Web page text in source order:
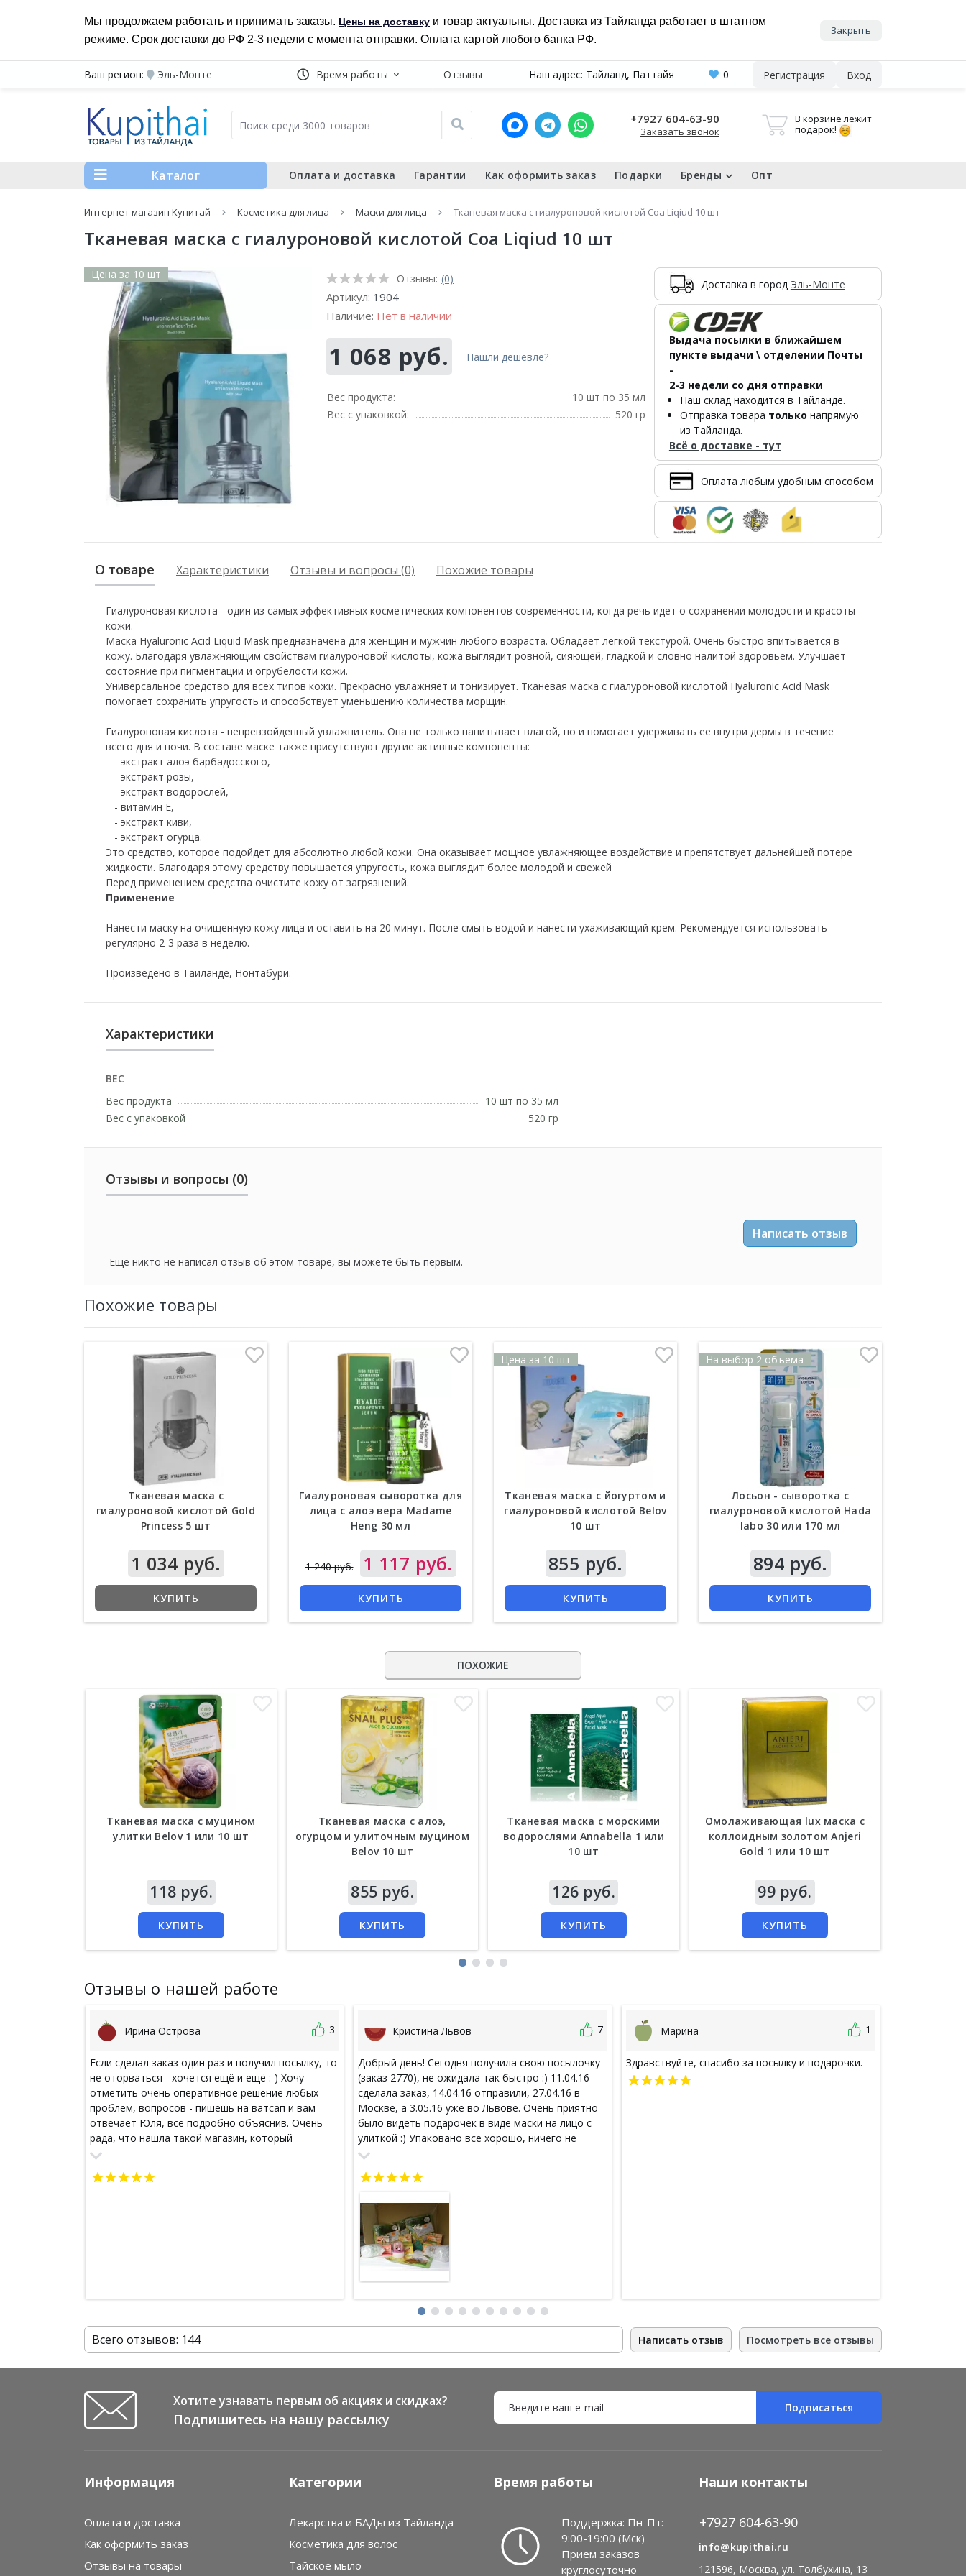
Мы продолжаем работать и принимать заказы. Цены на доставку и товар актуальны. Доставка из Тайланда работает в штатном
режиме. Срок доставки до РФ 2-3 недели с момента отправки. Оплата картой любого банка РФ.
Закрыть
Ваш регион: Эль-Монте Время работы Отзывы Наш адрес: Тайланд, Паттайя 0 Регистрация Вход
+7927 604-63-90
Заказать звонок
В корзине лежит
подарок!
Каталог Оплата и доставка Гарантии Как оформить заказ Подарки Бренды Опт
Интернет магазин Купитай Косметика для лица Маски для лица Тканевая маска с гиалуроновой кислотой Coa Liqiud 10 шт
Тканевая маска с гиалуроновой кислотой Coa Liqiud 10 шт
Цена за 10 шт Отзывы: (0)
Артикул: 1904
Наличие: Нет в наличии
1 068 руб. Нашли дешевле?
Вес продукта:
10 шт по 35 мл
Вес с упаковкой:
520 гр
Доставка в город Эль-Монте
Выдача посылки в ближайшем
пункте выдачи \ отделении Почты
-
2-3 недели со дня отправки
Наш склад находится в Тайланде.
Отправка товара только напрямую
из Тайланда.
Всё о доставке - тут
Оплата любым удобным способом
О товаре Характеристики Отзывы и вопросы (0) Похожие товары
Гиалуроновая кислота - один из самых эффективных косметических компонентов современности, когда речь идет о сохранении молодости и красоты
кожи.
Маска Hyaluronic Acid Liquid Mask предназначена для женщин и мужчин любого возраста. Обладает легкой текстурой. Очень быстро впитывается в
кожу. Благодаря увлажняющим свойствам гиалуроновой кислоты, кожа выглядит ровной, сияющей, гладкой и словно налитой здоровьем. Улучшает
состояние при пигментации и огрубелости кожи.
Универсальное средство для всех типов кожи. Прекрасно увлажняет и тонизирует. Тканевая маска с гиалуроновой кислотой Hyaluronic Acid Mask
помогает сохранить упругость и способствует уменьшению количества морщин.
Гиалуроновая кислота - непревзойденный увлажнитель. Она не только напитывает влагой, но и помогает удерживать ее внутри дермы в течение
всего дня и ночи. В составе маске также присутствуют другие активные компоненты:
- экстракт алоэ барбадосского,
- экстракт розы,
- экстракт водорослей,
- витамин Е,
- экстракт киви,
- экстракт огурца.
Это средство, которое подойдет для абсолютно любой кожи. Она оказывает мощное увлажняющее воздействие и препятствует дальнейшей потере
жидкости. Благодаря этому средству повышается упругость, кожа выглядит более молодой и свежей
Перед применением средства очистите кожу от загрязнений.
Применение
Нанести маску на очищенную кожу лица и оставить на 20 минут. После смыть водой и нанести ухаживающий крем. Рекомендуется использовать
регулярно 2-3 раза в неделю.
Произведено в Таиланде, Нонтабури.
Характеристики
ВЕС
Вес продукта
10 шт по 35 мл
Вес с упаковкой
520 гр
Отзывы и вопросы (0)
Написать отзыв
Еще никто не написал отзыв об этом товаре, вы можете быть первым.
Похожие товары
Тканевая маска с
гиалуроновой кислотой Gold
Princess 5 шт
1 034 руб.
КУПИТЬ
Гиалуроновая сыворотка для
лица с алоэ вера Madame
Heng 30 мл
1 240 руб. 1 117 руб.
КУПИТЬ
Цена за 10 шт
Тканевая маска с йогуртом и
гиалуроновой кислотой Belov
10 шт
855 руб.
КУПИТЬ
На выбор 2 объема
Лосьон - сыворотка с
гиалуроновой кислотой Hada
labo 30 или 170 мл
894 руб.
КУПИТЬ
ПОХОЖИЕ
Тканевая маска с муцином
улитки Belov 1 или 10 шт
118 руб.
КУПИТЬ
Тканевая маска с алоэ,
огурцом и улиточным муцином
Belov 10 шт
855 руб.
КУПИТЬ
Тканевая маска с морскими
водорослями Annabella 1 или
10 шт
126 руб.
КУПИТЬ
Омолаживающая lux маска c
коллоидным золотом Anjeri
Gold 1 или 10 шт
99 руб.
КУПИТЬ
Отзывы о нашей работе
Ирина Острова 3
Если сделал заказ один раз и получил посылку, то
не оторваться - хочется ещё и ещё :-) Хочу
отметить очень оперативное решение любых
проблем, вопросов - пишешь на ватсап и вам
отвечает Юля, всё подробно объяснив. Очень
рада, что нашла такой магазин, который
поставляет нам "заморские" товары. Теперь у
молотый кофе из камбоджи :-)
Кристина Львов 7
Добрый день! Сегодня получила свою посылочку
(заказ 2770), не ожидала так быстро :) 11.04.16
сделала заказ, 14.04.16 отправили, 27.04.16 в
Москве, а 3.05.16 уже во Львове. Очень приятно
было видеть подарочек в виде маски на лицо с
улиткой :) Упаковано всё хорошо, ничего не
пролилось. Сайт очень удобный, цены достойные,
магазина большое спасибо, буду делать заказы
Марина 1
Здравствуйте, спасибо за посылку и подарочки.
Всего отзывов: 144 Написать отзыв Посмотреть все отзывы
Хотите узнавать первым об акциях и скидках?
Подпишитесь на нашу рассылку
Подписаться
Информация
Оплата и доставка
Как оформить заказ
Отзывы на товары
Категории
Лекарства и БАДы из Тайланда
Косметика для волос
Тайское мыло
Время работы
Поддержка: Пн-Пт:
9:00-19:00 (Мск)
Прием заказов
круглосуточно
Наши контакты
+7927 604-63-90
info@kupithai.ru
121596, Москва, ул. Толбухина, 13